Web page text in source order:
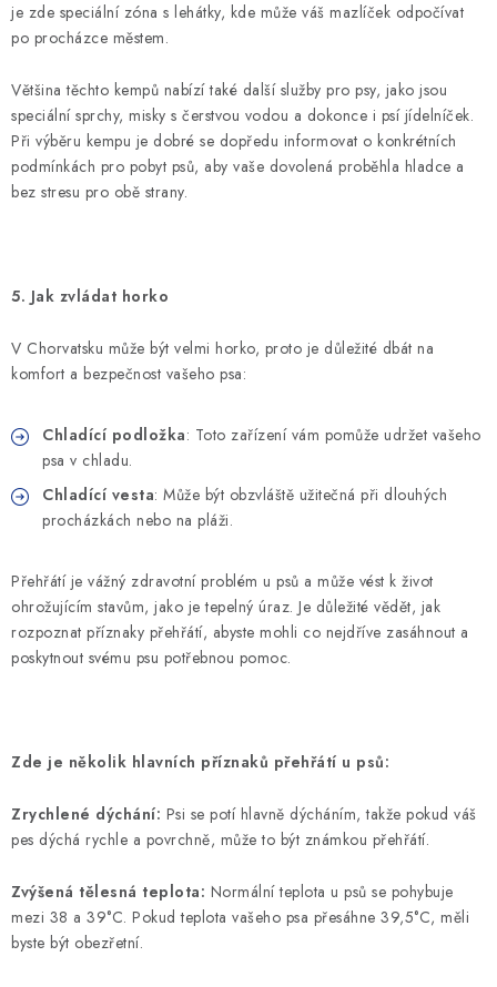
je zde speciální zóna s lehátky, kde může váš mazlíček odpočívat
po procházce městem.
Většina těchto kempů nabízí také další služby pro psy, jako jsou
speciální sprchy, misky s čerstvou vodou a dokonce i psí jídelníček.
Při výběru kempu je dobré se dopředu informovat o konkrétních
podmínkách pro pobyt psů, aby vaše dovolená proběhla hladce a
bez stresu pro obě strany.
5. Jak zvládat horko
V Chorvatsku může být velmi horko, proto je důležité dbát na
komfort a bezpečnost vašeho psa:
Chladící podložka: Toto zařízení vám pomůže udržet vašeho
psa v chladu.
Chladící vesta: Může být obzvláště užitečná při dlouhých
procházkách nebo na pláži.
Přehřátí je vážný zdravotní problém u psů a může vést k život
ohrožujícím stavům, jako je tepelný úraz. Je důležité vědět, jak
rozpoznat příznaky přehřátí, abyste mohli co nejdříve zasáhnout a
poskytnout svému psu potřebnou pomoc.
Zde je několik hlavních příznaků přehřátí u psů:
Zrychlené dýchání: Psi se potí hlavně dýcháním, takže pokud váš
pes dýchá rychle a povrchně, může to být známkou přehřátí.
Zvýšená tělesná teplota: Normální teplota u psů se pohybuje
mezi 38 a 39°C. Pokud teplota vašeho psa přesáhne 39,5°C, měli
byste být obezřetní.